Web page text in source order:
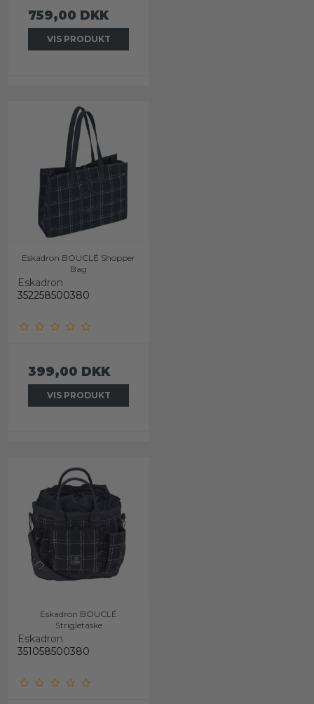
759,00 DKK
VIS PRODUKT
Eskadron BOUCLÉ Shopper
Bag
Eskadron
352258500380
399,00 DKK
VIS PRODUKT
Eskadron BOUCLÉ
Strigletaske
Eskadron
351058500380